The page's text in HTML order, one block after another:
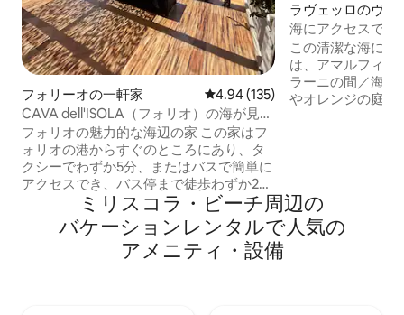
フォリーオの一軒家 レビュー135件、5つ星中4.94つ
4.94 (135)
CAVA dell'ISOLA（フォリオ）の海が見え
るアパート• Elowen
フォリオの魅力的な海辺の家 この家はフ
ォリオの港からすぐのところにあり、タ
クシーでわずか5分、またはバスで簡単に
アクセスでき、バス停まで徒歩わずか2分
です。お車でお越しの方には、小型車用
の無料駐車場をご用意しております。 宿
泊施設にアクセスする⚠には、外部階段
を20段下りる必要があります。階段は簡
ラヴェッロのヴィ
海にアクセスで
場☀️ラヴェッロの
この清潔な海にア
は、アマルフィ海
ラーニの間／海沿
やオレンジの庭園
います。 ★ 消毒と衛生管理の訓練を受け
た清掃チーム。 ⦿ 距離： ラヴェッロ
（3km） アマル
ミリスコラ・ビーチ⁠周⁠辺⁠の
バ⁠ケ⁠ー⁠シ⁠ョ⁠ン⁠レ⁠ン⁠タ⁠ル⁠で人⁠気⁠の
ア⁠メ⁠ニ⁠テ⁠ィ⁠・⁠設⁠備